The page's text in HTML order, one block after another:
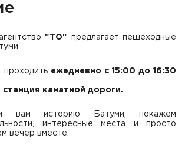
"TO" предлагает пешеходные
проходить ежедневно с 15:00 до 16:30
станция канатной дороги.
вам историю Батуми, покажем
интересные места и просто
вечер вместе.